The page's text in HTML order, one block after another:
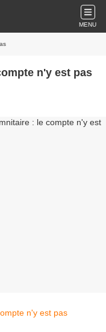
MENU
n'y est pas